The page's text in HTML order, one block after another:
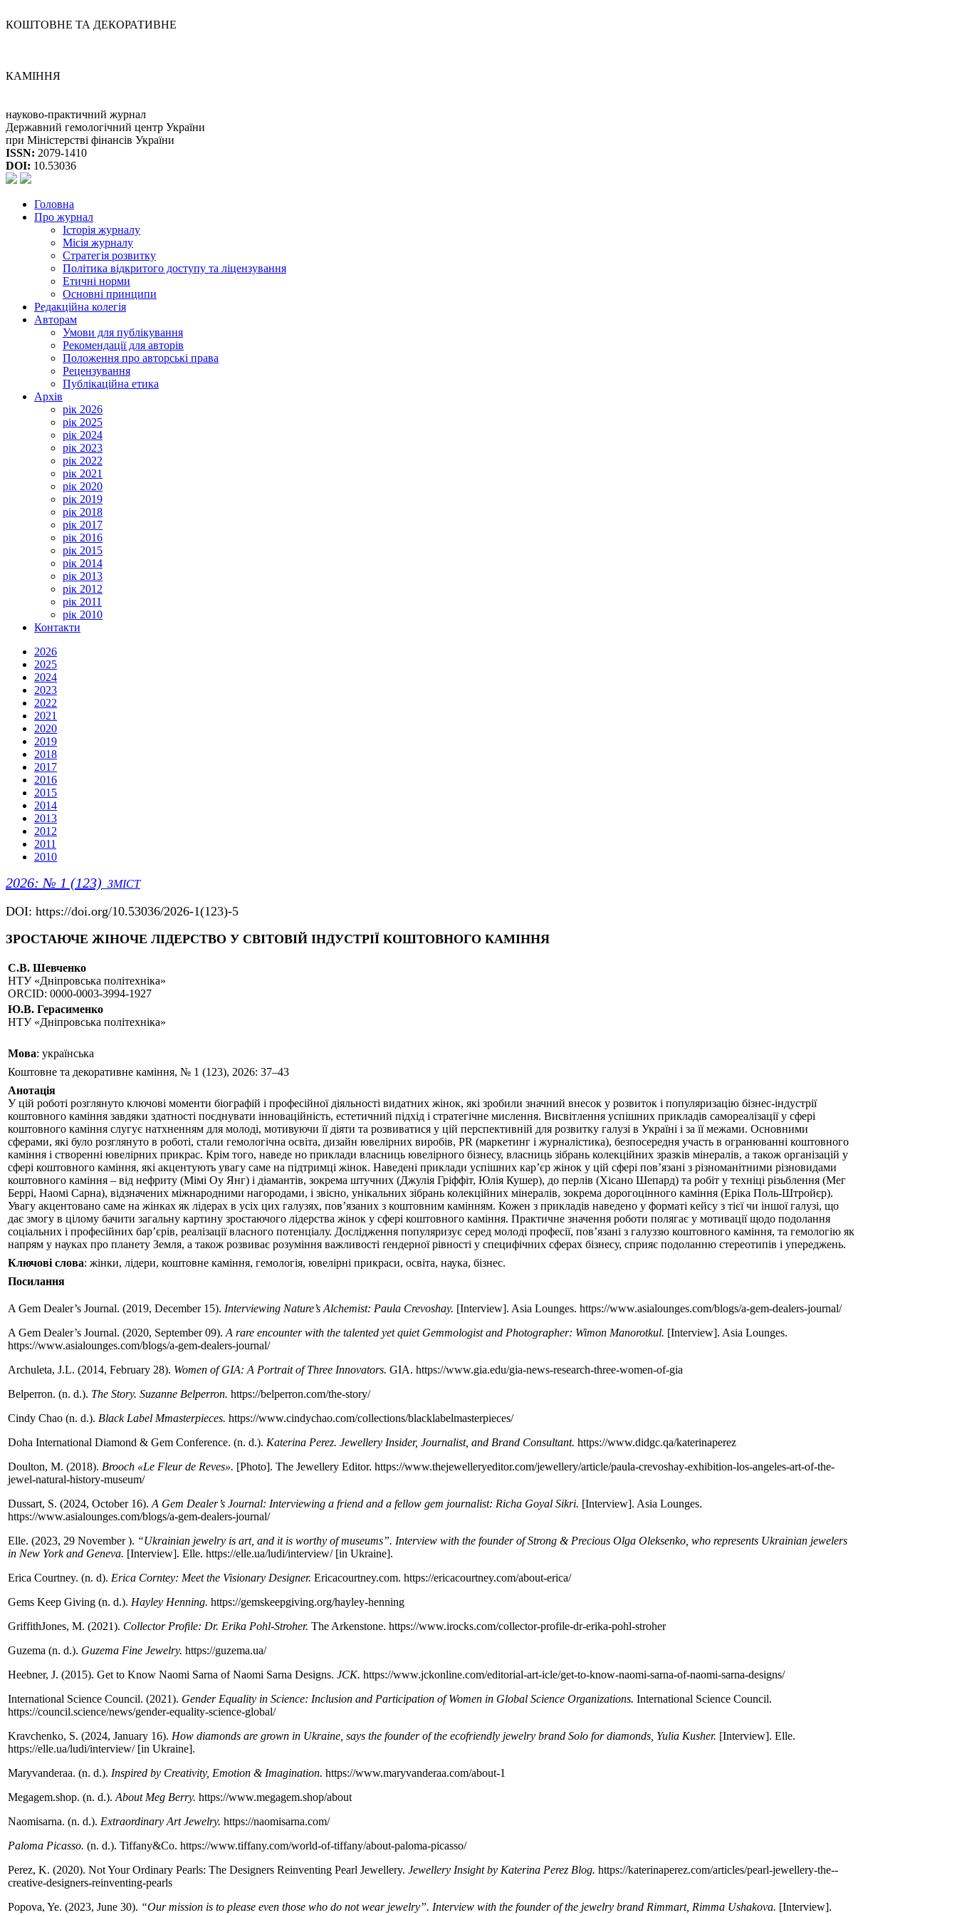
КОШТОВНЕ ТА ДЕКОРАТИВНЕ
КАМІННЯ
науково-практичний журнал
Державний гемологічний центр України
при Міністерстві фінансів України
ISSN: 2079-1410
DOI: 10.53036
Головна
Про журнал
Історія журналу
Місія журналу
Стратегія розвитку
Політика відкритого доступу та ліцензування
Етичні норми
Основні принципи
Редакційна колегія
Авторам
Умови для публікування
Рекомендації для авторів
Положення про авторські права
Рецензування
Публікаційна етика
Архів
рік 2026
рік 2025
рік 2024
рік 2023
рік 2022
рік 2021
рік 2020
рік 2019
рік 2018
рік 2017
рік 2016
рік 2015
рік 2014
рік 2013
рік 2012
рік 2011
рік 2010
Контакти
2026
2025
2024
2023
2022
2021
2020
2019
2018
2017
2016
2015
2014
2013
2012
2011
2010
2026: № 1 (123) ЗМІСТ
DOI: https://doi.org/10.53036/2026-1(123)-5
ЗРОСТАЮЧЕ ЖІНОЧЕ ЛІДЕРСТВО У СВІТОВІЙ ІНДУСТРІЇ КОШТОВНОГО КАМІННЯ
C.B. Шевченко
НТУ «Дніпровська політехніка»
ORCID: 0000-0003-3994-1927
Ю.В. Герасименко
НТУ «Дніпровська політехніка»
Мова: українська
Коштовне та декоративне каміння, № 1 (123), 2026: 37–43
Анотація
У цій роботі розглянуто ключові моменти біографій і професійної діяльності видатних жінок, які зробили значний внесок у розвиток і популяризацію бізнес-індустрії
коштовного каміння завдяки здатності поєднувати інноваційність, естетичний підхід і стратегічне мислення. Висвітлення успішних прикладів самореалізації у сфері
коштовного каміння слугує натхненням для молоді, мотивуючи її діяти та розвиватися у цій перспективній для розвитку галузі в Україні і за її межами. Основними
сферами, які було розглянуто в роботі, стали гемологічна освіта, дизайн ювелірних виробів, PR (маркетинг і журналістика), безпосередня участь в огранюванні коштовного
каміння і створенні ювелірних прикрас. Крім того, наведе но приклади власниць ювелірного бізнесу, власниць зібрань колекційних зразків мінералів, а також організацій у
сфері коштовного каміння, які акцентують увагу саме на підтримці жінок. Наведені приклади успішних кар’єр жінок у цій сфері пов’язані з різноманітними різновидами
коштовного каміння – від нефриту (Мімі Оу Янг) і діамантів, зокрема штучних (Джулія Гріффіт, Юлія Кушер), до перлів (Хісано Шепард) та робіт у техніці різьблення (Мег
Беррі, Наомі Сарна), відзначених міжнародними нагородами, і звісно, унікальних зібрань колекційних мінералів, зокрема дорогоцінного каміння (Еріка Поль-Штройєр).
Увагу акцентовано саме на жінках як лідерах в усіх цих галузях, пов’язаних з коштовним камінням. Кожен з прикладів наведено у форматі кейсу з тієї чи іншої галузі, що
дає змогу в цілому бачити загальну картину зростаючого лідерства жінок у сфері коштовного каміння. Практичне значення роботи полягає у мотивації щодо подолання
соціальних і професійних бар’єрів, реалізації власного потенціалу. Дослідження популяризує серед молоді професії, пов’язані з галуззю коштовного каміння, та гемологію як
напрям у науках про планету Земля, а також розвиває розуміння важливості ґендерної рівності у специфічних сферах бізнесу, сприяє подоланню стереотипів і упереджень.
Ключові слова: жінки, лідери, коштовне каміння, гемологія, ювелірні прикраси, освіта, наука, бізнес.
Посилання
A Gem Dealer’s Journal. (2019, December 15). Interviewing Nature’s Alchemist: Paula Crevoshay. [Interview]. Asia Lounges. https://www.asialounges.com/blogs/a-­gem­-dealers-­journal/
A Gem Dealer’s Journal. (2020, September 09). A rare encounter with the talented yet quiet Gemmologist and Photographer: Wimon Manorotkul. [Interview]. Asia Lounges.
https://www.asialounges.com/blogs/a-­gem­-dealers­-journal/
Archuleta, J.­L. (2014, February 28). Women of GIA: A Portrait of Three Innovators. GIA. https://www.gia.edu/gia-­news-­research-­three-­women-­of-­gia
Belperron. (n. d.). The Story. Suzanne Belperron. https://belperron.com/the­-story/
Cindy Chao (n. d.). Black Label Mmasterpieces. https://www.cindychao.com/collections/black­label­masterpieces/
Doha International Diamond & Gem Conference. (n. d.). Katerina Perez. Jewellery Insider, Journalist, and Brand Consultant. https://www.didgc.qa/katerinaperez
Doulton, M. (2018). Brooch «Le Fleur de Reves». [Photo]. The Jewellery Editor. https://www.thejewelleryeditor.com/jewellery/article/paula­-crevoshay-­exhibition-­los-­angeles­-art-­of­-the­-
jewel-­natural-­history-­museum/
Dussart, S. (2024, October 16). A Gem Dealer’s Journal: Interviewing a friend and a fellow gem journalist: Richa Goyal Sikri. [Interview]. Asia Lounges.
https://www.asialounges.com/blogs/a-­gem­-dealers-­journal/
Elle. (2023, 29 November ). “Ukrainian jewelry is art, and it is worthy of museums”. Interview with the founder of Strong & Precious Olga Oleksenko, who represents Ukrainian jewelers
in New York and Geneva. [Interview]. Elle. https://elle.ua/ludi/interview/ [in Ukraine].
Erica Courtney. (n. d). Erica Corntey: Meet the Visionary Designer. Ericacourtney.com. https://ericacourtney.com/about-­erica/
Gems Keep Giving (n. d.). Hayley Henning. https://gemskeepgiving.org/hayley-­henning
Griffith­Jones, M. (2021). Collector Profile: Dr. Erika Pohl-­Stroher. The Arkenstone. https://www.irocks.com/collector-­profile-­dr-­erika-­pohl-­stroher
Guzema (n. d.). Guzema Fine Jewelry. https://guzema.ua/
Heebner, J. (2015). Get to Know Naomi Sarna of Naomi Sarna Designs. JCK. https://www.jckonline.com/editorial-­art-icle/get­-to­-know-­naomi-­sarna­-of-­naomi-­sarna­-designs/
International Science Council. (2021). Gender Equality in Science: Inclusion and Participation of Women in Global Science Organizations. International Science Council.
https://council.science/news/gender-­equality-­science­-global/
Kravchenko, S. (2024, January 16). How diamonds are grown in Ukraine, says the founder of the eco­friendly jewelry brand Solo for diamonds, Yulia Kusher. [Interview]. Elle.
https://elle.ua/ludi/interview/ [in Ukraine].
Maryvanderaa. (n. d.). Inspired by Creativity, Emotion & Imagination. https://www.maryvanderaa.com/about­-1
Megagem.shop. (n. d.). About Meg Berry. https://www.megagem.shop/about
Naomisarna. (n. d.). Extraordinary Art Jewelry. https://naomisarna.com/
Paloma Picasso. (n. d.). Tiffany&Co. https://www.tiffany.com/world­-of-­tiffany/about-­paloma-­picasso/
Perez, K. (2020). Not Your Ordinary Pearls: The Designers Reinventing Pearl Jewellery. Jewellery Insight by Katerina Perez Blog. https://katerinaperez.com/articles/pearl-­jewellery-­the-­
creative-­designers­-reinventing-­pearls
Popova, Ye. (2023, June 30). “Our mission is to please even those who do not wear jewelry”. Interview with the founder of the jewelry brand Rimmart, Rimma Ushakova. [Interview].